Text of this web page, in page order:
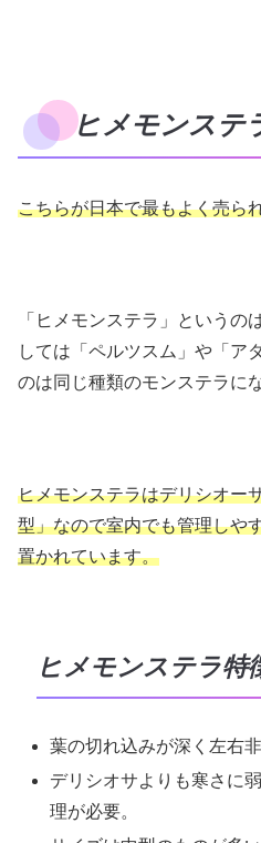
ヒメモンステ
こちらが日本で最もよく売ら
「ヒメモンステラ」というの
しては「ペルツスム」や「ア
のは同じ種類のモンステラに
ヒメモンステラはデリシオー
型」なので室内でも管理しや
置かれています。
ヒメモンステラ特
葉の切れ込みが深く左右非
デリシオサよりも寒さに
理が必要。